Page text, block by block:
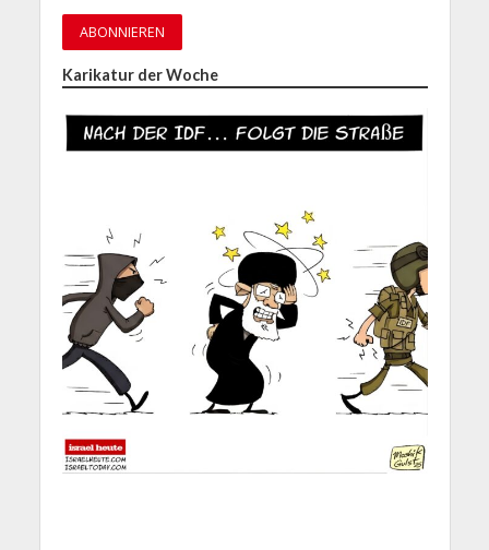
Karikatur der Woche